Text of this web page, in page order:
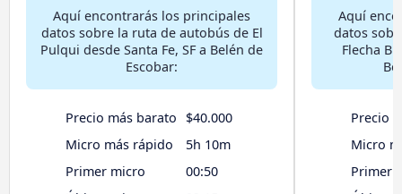
Aquí encontrarás los principales
datos sobre la ruta de autobús de El
Pulqui desde Santa Fe, SF a Belén de
Escobar:
Precio más barato
$40.000
Micro más rápido
5h 10m
Primer micro
00:50
Aquí
datos
Flecha
Precio
Micro
Primer